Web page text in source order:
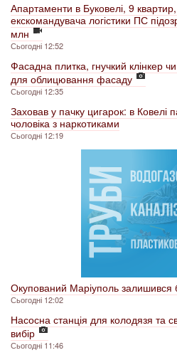
Апартаменти в Буковелі, 9
екскомандувача логістики ПС
млн
Сьогодні 12:52
Фасадна плитка, гнучкий клінкер
для облицювання фасаду
Сьогодні 12:35
Заховав у пачку цигарок: в Ковелі
чоловіка з наркотиками
Сьогодні 12:19
Окупований Маріуполь залишився
Сьогодні 12:02
Насосна станція для колодязя та
вибір
Сьогодні 11:46